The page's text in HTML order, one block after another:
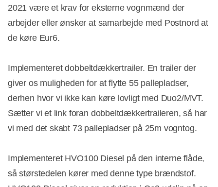
2021 være et krav for eksterne vognmænd der
arbejder eller ønsker at samarbejde med Postnord at
de køre Eur6.
Implementeret dobbeltdækkertrailer. En trailer der
giver os muligheden for at flytte 55 pallepladser,
derhen hvor vi ikke kan køre lovligt med Duo2/MVT.
Sætter vi et link foran dobbeltdækkertraileren, så har
vi med det skabt 73 pallepladser på 25m vogntog.
Implementeret HVO100 Diesel på den interne flåde,
så størstedelen kører med denne type brændstof.